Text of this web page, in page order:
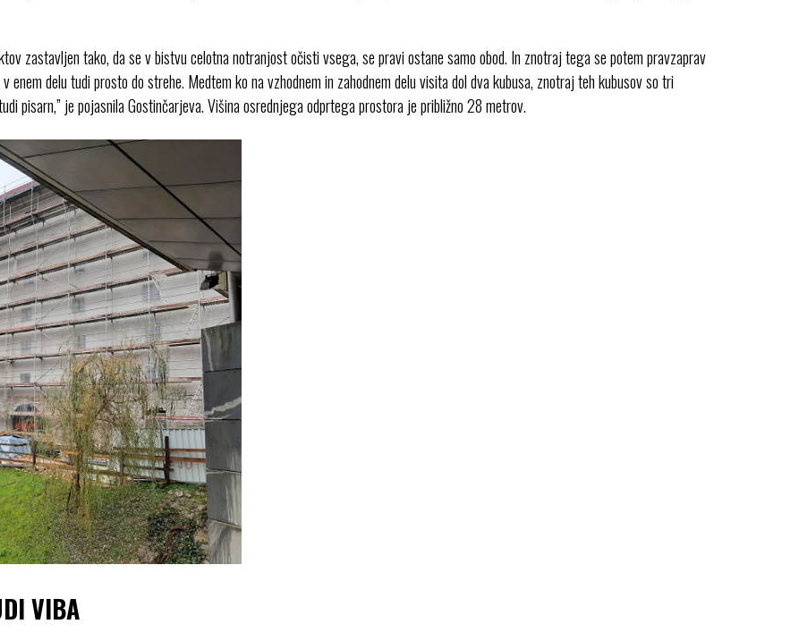
zastavljen tako, da se v bistvu celotna notranjost očisti vsega, se pravi ostane samo obod. In znotraj tega se potem pravzaprav
delu tudi prosto do strehe. Medtem ko na vzhodnem in zahodnem delu visita dol dva kubusa, znotraj teh kubusov so tri
pisarn,” je pojasnila Gostinčarjeva. Višina osrednjega odprtega prostora je približno 28 metrov.
VIBA